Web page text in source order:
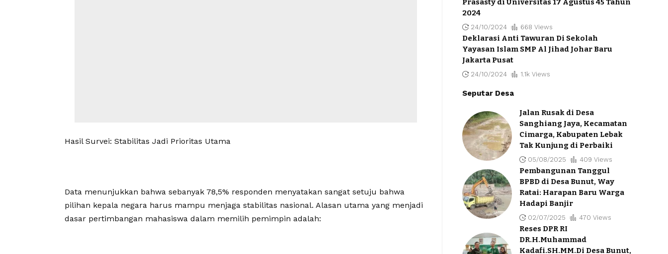
Hasil Survei: Stabilitas Jadi Prioritas Utama
Data menunjukkan bahwa sebanyak 78,5% responden menyatakan sangat setuju bahwa
pilihan kepala negara harus mampu menjaga stabilitas nasional. Alasan utama yang menjadi
dasar pertimbangan mahasiswa dalam memilih pemimpin adalah:
Prasasty di Universitas 17 Agustus 45 Tahun
2024
24/10/2024 668 Views
Deklarasi Anti Tawuran Di Sekolah
Yayasan Islam SMP Al Jihad Johar Baru
Jakarta Pusat
24/10/2024 1.1k Views
Seputar Desa
Jalan Rusak di Desa
Sanghiang Jaya, Kecamatan
Cimarga, Kabupaten Lebak
Tak Kunjung di Perbaiki
05/08/2025 409 Views
Pembangunan Tanggul
BPBD di Desa Bunut, Way
Ratai: Harapan Baru Warga
Hadapi Banjir
02/07/2025 470 Views
Reses DPR RI
DR.H.Muhammad
Kadafi.SH.MM.Di Desa Bunut,